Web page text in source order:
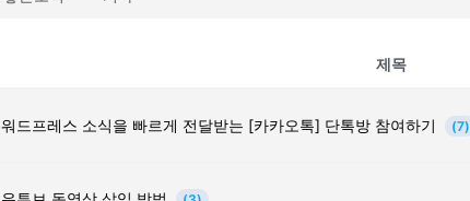
제목
워드프레스 소식을 빠르게 전달받는 [카카오톡] 단톡방 참여하기 (7)